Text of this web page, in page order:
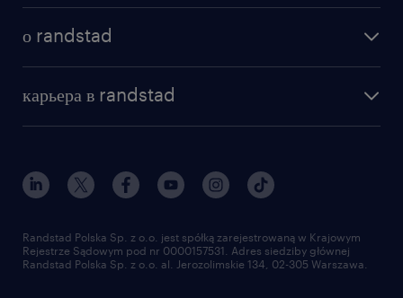
о randstad
институт исследований randstad
для медиа
для поставщиков
карьера в randstad
наш мир
работа в randstad
отправить резюме
Randstad Polska Sp. z o.o. jest spółką zarejestrowaną w Krajowym
Rejestrze Sądowym pod nr 0000157531. Adres siedziby głównej
Randstad Polska Sp. z o.o. al. Jerozolimskie 134, 02-305 Warszawa.